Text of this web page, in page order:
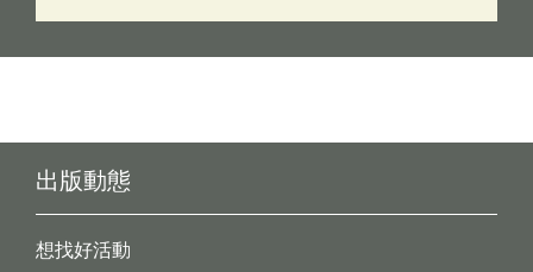
出版動態
想找好活動